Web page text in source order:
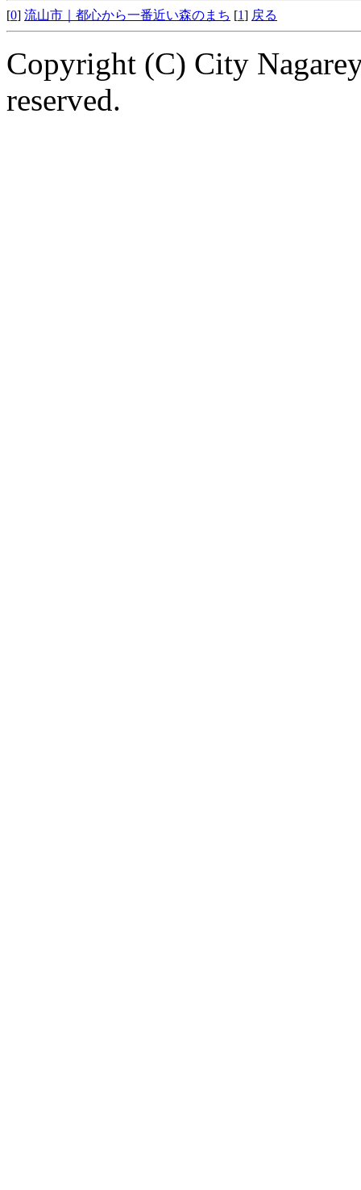
[0] 流山市｜都心から一番近い森のまち [1] 戻る
Copyright (C) City
reserved.